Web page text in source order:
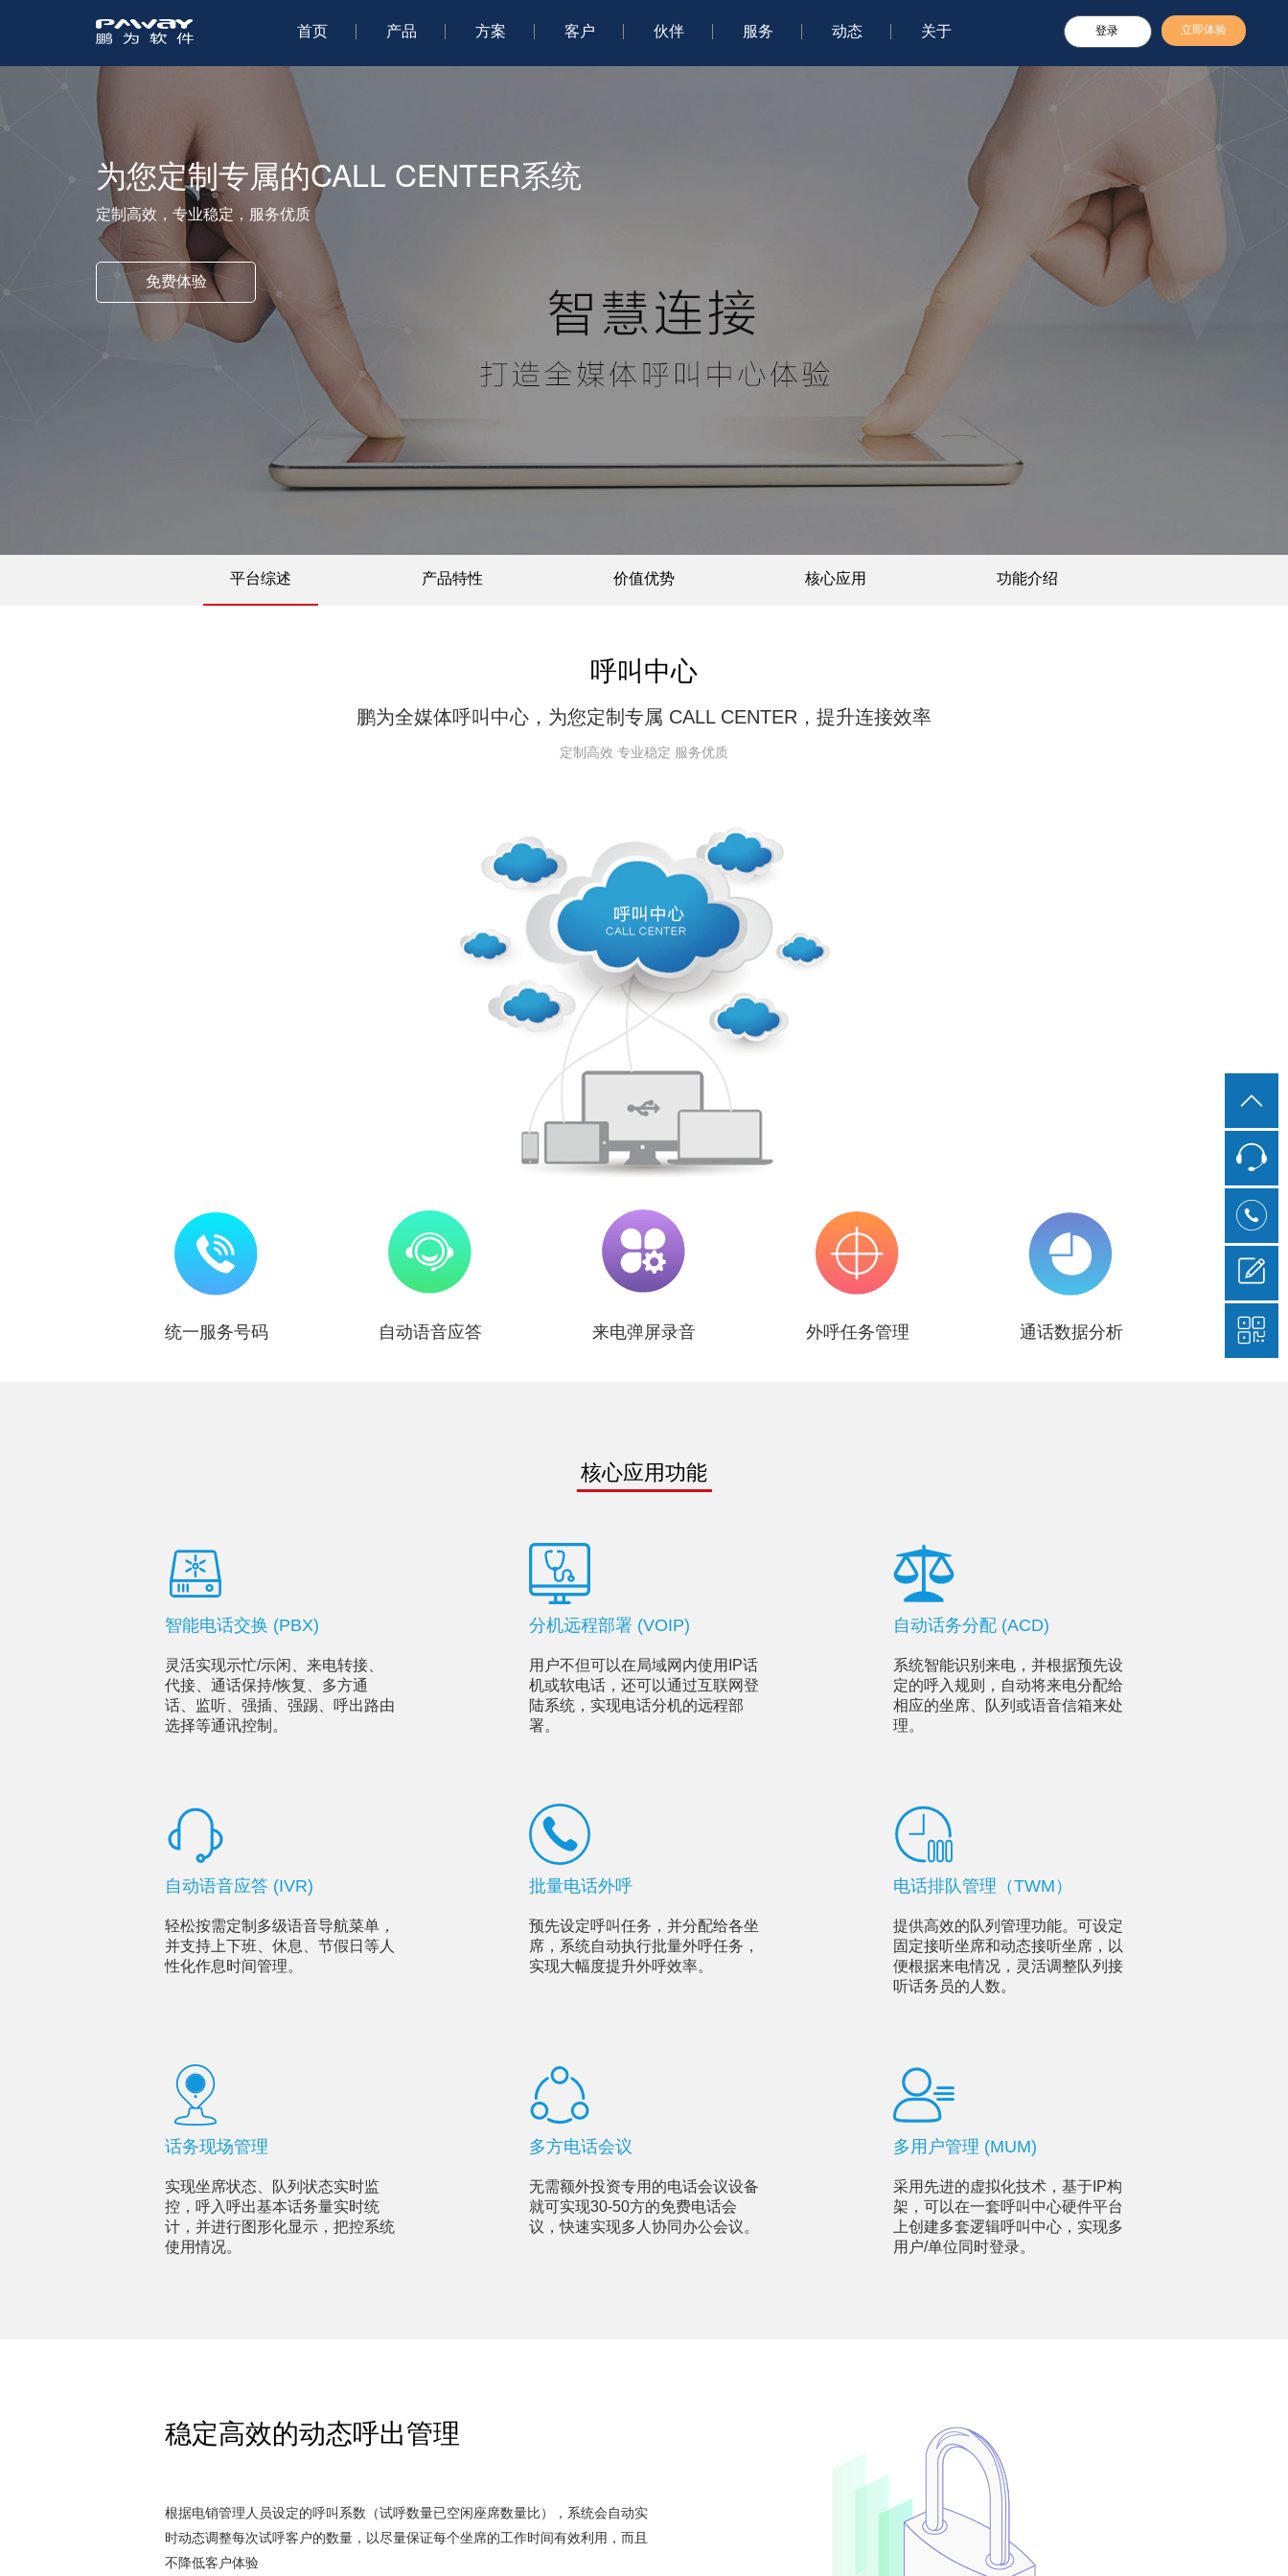
登录 立即体验
首页 产品 方案 客户 伙伴 服务 动态 关于
为您定制专属的CALL CENTER系统
定制高效，专业稳定，服务优质
免费体验
平台综述 产品特性 价值优势 核心应用 功能介绍
呼叫中心
鹏为全媒体呼叫中心，为您定制专属 CALL CENTER，提升连接效率
定制高效 专业稳定 服务优质
统一服务号码 自动语音应答 来电弹屏录音 外呼任务管理 通话数据分析
核心应用功能
智能电话交换 (PBX)
灵活实现示忙/示闲、来电转接、
代接、通话保持/恢复、多方通
话、监听、强插、强踢、呼出路由
选择等通讯控制。
分机远程部署 (VOIP)
用户不但可以在局域网内使用IP话
机或软电话，还可以通过互联网登
陆系统，实现电话分机的远程部
署。
自动话务分配 (ACD)
系统智能识别来电，并根据预先设
定的呼入规则，自动将来电分配给
相应的坐席、队列或语音信箱来处
理。
自动语音应答 (IVR)
轻松按需定制多级语音导航菜单，
并支持上下班、休息、节假日等人
性化作息时间管理。
批量电话外呼
预先设定呼叫任务，并分配给各坐
席，系统自动执行批量外呼任务，
实现大幅度提升外呼效率。
电话排队管理（TWM）
提供高效的队列管理功能。可设定
固定接听坐席和动态接听坐席，以
便根据来电情况，灵活调整队列接
听话务员的人数。
话务现场管理
实现坐席状态、队列状态实时监
控，呼入呼出基本话务量实时统
计，并进行图形化显示，把控系统
使用情况。
多方电话会议
无需额外投资专用的电话会议设备
就可实现30-50方的免费电话会
议，快速实现多人协同办公会议。
多用户管理 (MUM)
采用先进的虚拟化技术，基于IP构
架，可以在一套呼叫中心硬件平台
上创建多套逻辑呼叫中心，实现多
用户/单位同时登录。
稳定高效的动态呼出管理
根据电销管理人员设定的呼叫系数（试呼数量已空闲座席数量比），系统会自动实
时动态调整每次试呼客户的数量，以尽量保证每个坐席的工作时间有效利用，而且
不降低客户体验